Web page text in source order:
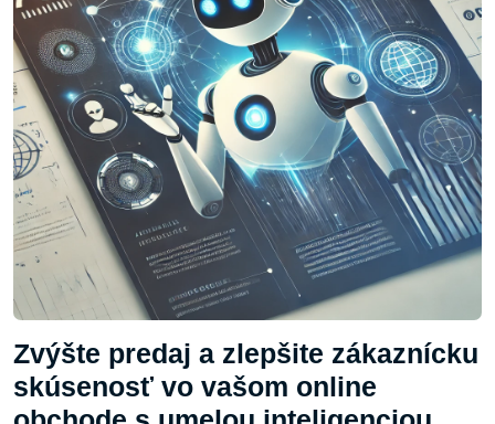
Zvýšte predaj a zlepšite zákaznícku
skúsenosť vo vašom online